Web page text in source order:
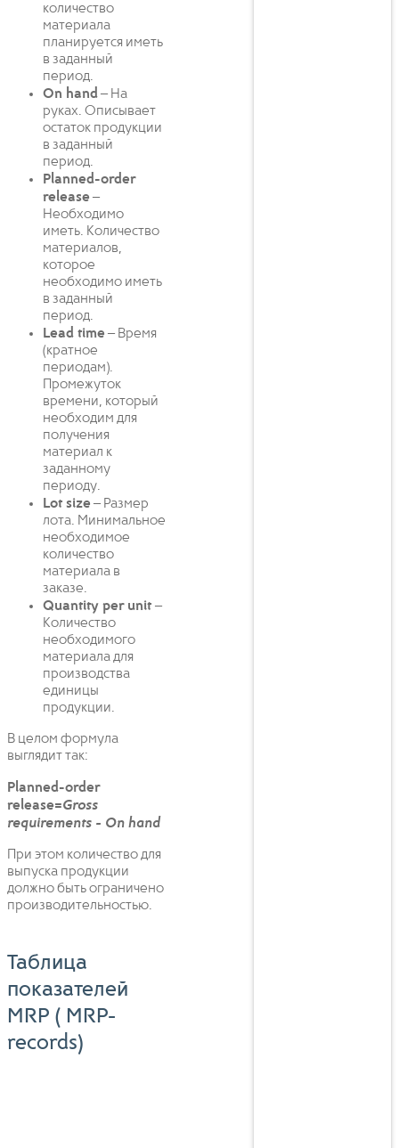
количество
материала
планируется иметь
в заданный
период.
On hand– На
руках. Описывает
остаток продукции
в заданный
период.
Planned-order
release –
Необходимо
иметь. Количество
материалов,
которое
необходимо иметь
в заданный
период.
Lead time – Время
(кратное
периодам).
Промежуток
времени, который
необходим для
получения
материал к
заданному
периоду.
Lot size – Размер
лота. Минимальное
необходимое
количество
материала в
заказе.
Quantity per unit –
Количество
необходимого
материала для
производства
единицы
продукции.
В целом формула
выглядит так:
Planned-order
release=Gross
requirements - On hand
При этом количество для
выпуска продукции
должно быть ограничено
производительностью.
Таблица
показателей
MRP ( MRP-
records)